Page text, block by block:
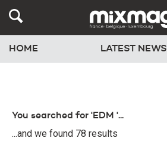
HOME LATEST NEWS
You searched for 'EDM '...
...and we found 78 results